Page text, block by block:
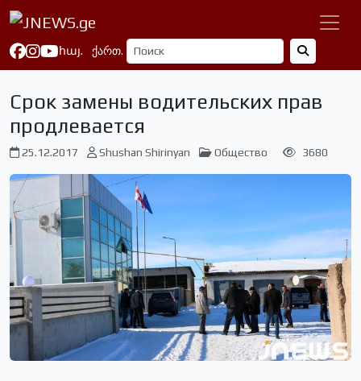
հայ. ქართ.
Срок замены водительских прав
продлевается
25.12.2017 Shushan Shirinyan Общество 3680